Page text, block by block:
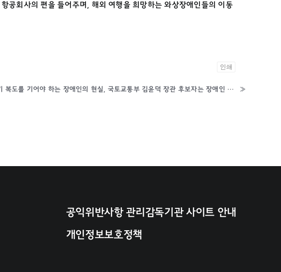
공회사의 편을 들어주며, 해외 여행을 희망하는 와상장애인들의 이동
인쇄
비행기 복도를 기어야 하는 장애인의 현실, 국토교통부 김윤덕 장관 후보자는 장애인 항공기 이동권에 응답하라! »
공익위반사항 관리감독기관 사이트 안내
개인정보보호정책